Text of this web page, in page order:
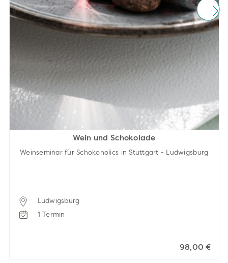
Wein und Schokolade
Weinseminar für Schokoholics in Stuttgart - Ludwigsburg
Ludwigsburg
1 Termin
98,00 €